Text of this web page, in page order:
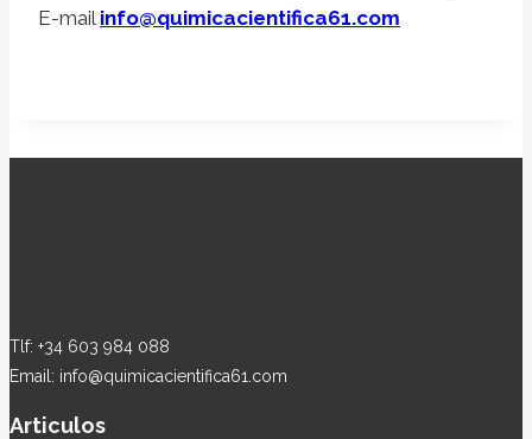
E-mail info@quimicacientifica61.com
Tlf: +34 603 984 088
Email: info@quimicacientifica61.com
Articulos